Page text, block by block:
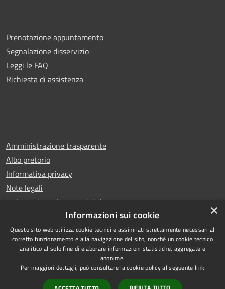
Prenotazione appuntamento
Segnalazione disservizio
Leggi le FAQ
Richiesta di assistenza
Amministrazione trasparente
Albo pretorio
Informativa privacy
Note legali
Dichiarazione di accessibilità
RSS
Accessibilità
Copyright © 2026 • Comune di
Carugo • Powered by
Municipium•Accesso
×
Informazioni sui cookie
Questo sito web utilizza cookie tecnici e assimilati strettamente necessari al
corretto funzionamento e alla navigazione del sito, nonché un cookie tecnico
analitico al solo fine di elaborare informazioni statistiche, aggregate e
anonime.
Per maggiori dettagli, può consultare la cookie policy al seguente link